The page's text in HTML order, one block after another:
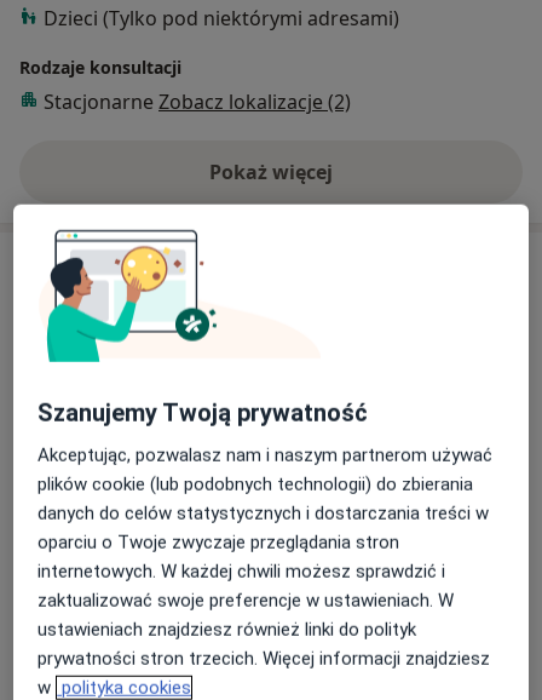
Dzieci (Tylko pod niektórymi adresami)
Rodzaje konsultacji
Stacjonarne Zobacz lokalizacje (2)
Pokaż więcejo doświadczeniu
Usługi i ceny
Konsultacja stomatologiczna
Od 150 zł Szczegóły
Odbudowa zębów
Od 450 zł Szczegóły
Leczenie kanałowe pod
mikroskopem
Od 1 200 zł Szczegóły
Umów wizytę
Leczenie nagłego bólu zęba
Szczegóły Umów wizytę
Szanujemy Twoją prywatność
Akceptując, pozwalasz nam i naszym partnerom używać
plików cookie (lub podobnych technologii) do zbierania
danych do celów statystycznych i dostarczania treści w
oparciu o Twoje zwyczaje przeglądania stron
internetowych. W każdej chwili możesz sprawdzić i
zaktualizować swoje preferencje w ustawieniach. W
ustawieniach znajdziesz również linki do polityk
prywatności stron trzecich. Więcej informacji znajdziesz
w polityka cookies